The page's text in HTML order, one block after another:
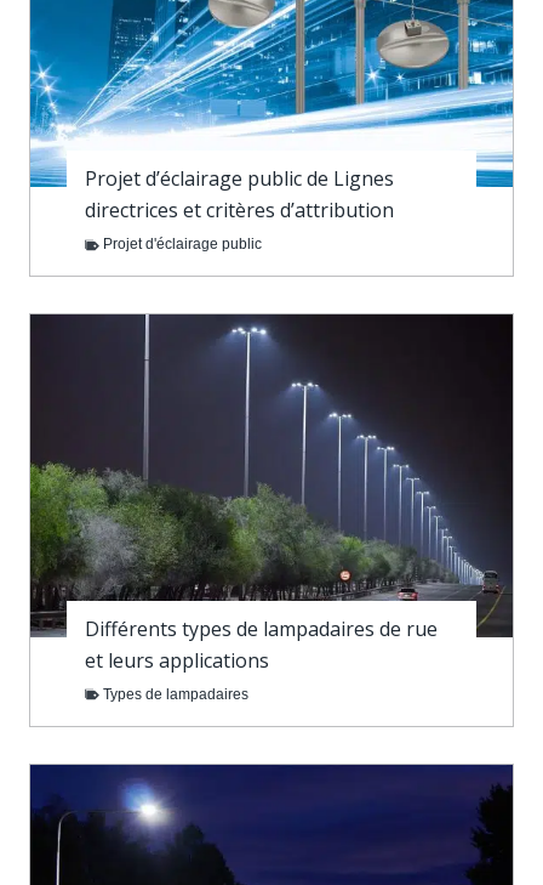
Projet d’éclairage public de Lignes
directrices et critères d’attribution
Projet d'éclairage public
Différents types de lampadaires de rue
et leurs applications
Types de lampadaires